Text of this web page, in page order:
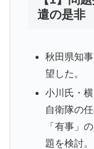
遣の是非
秋田県知
望した。
小川氏・
自衛隊の
「有事」
題を検討。